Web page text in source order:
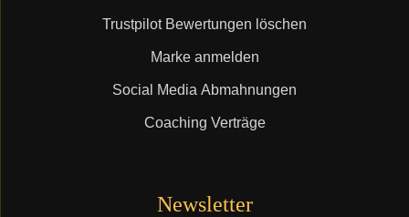
Trustpilot Bewertungen löschen
Marke anmelden
Social Media Abmahnungen
Coaching Verträge
Newsletter